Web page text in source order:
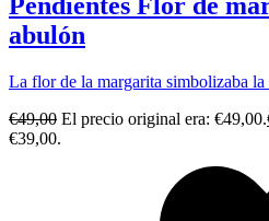
abulón
€49,00 El precio original era: €49,00.
€39,00.